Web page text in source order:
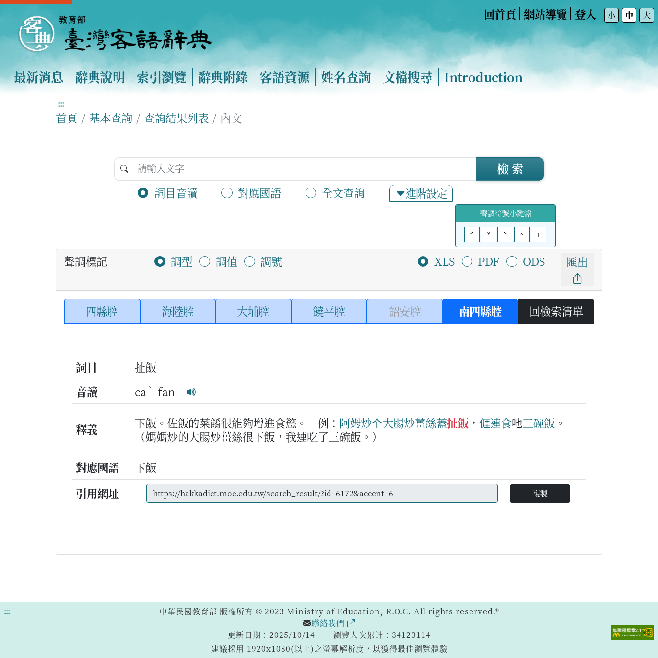
回首頁 網站導覽 登入 小 中 大
最新消息 辭典說明 索引瀏覽 辭典附錄 客語資源 姓名查詢 文檔搜尋 Introduction
:::
首頁 基本查詢 查詢結果列表 內文
詞目音讀 對應國語 全文查詢 進階設定
檢 索
聲調符號小鍵盤
ˊ
ˇ ˋ ^ +
聲調標記 調型 調值 調號 XLS PDF ODS 匯出
四縣腔 海陸腔 大埔腔 饒平腔 詔安腔 南四縣腔 回檢索清單
詞目
扯飯
音讀
ca ˋ fan
釋義 下飯。佐飯的菜餚很能夠增進食慾。 例： 阿姆炒个大腸炒薑絲蓋扯飯 ， 𠊎連食吔三碗飯 。
（媽媽炒的大腸炒薑絲很下飯，我連吃了三碗飯。）
對應國語
下飯
引用網址
複製
:::
中華民國教育部 版權所有 © 2023 Ministry of Education, R.O.C. All rights reserved.®
聯絡我們
更新日期：2025/10/14
瀏覽人次累計：34123114
建議採用 1920x1080(以上)之螢幕解析度，以獲得最佳瀏覽體驗